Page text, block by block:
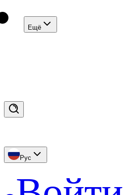
Eщё
Рус